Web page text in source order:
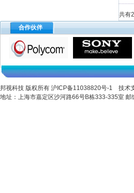
共有
合作伙伴
邦视科技 版权所有 沪ICP备11038820号-1 技术
地址：上海市嘉定区沙河路66号B栋333-335室 邮